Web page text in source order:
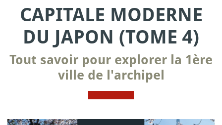
CAPITALE MODERNE
DU JAPON (TOME 4)
Tout savoir pour explorer la 1ère
ville de l'archipel